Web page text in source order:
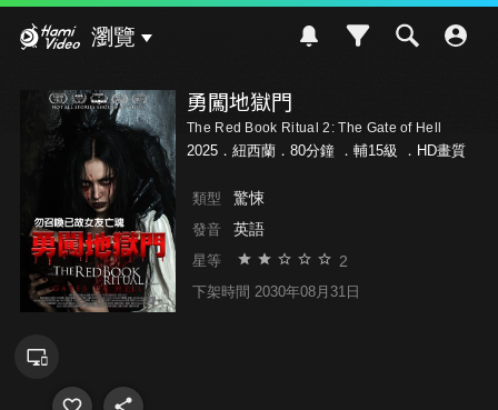
瀏覽
勇闖地獄門
The Red Book Ritual 2: The Gate of Hell
2025．紐西蘭．80分鐘 ． 輔15級 ．HD畫質
類型 驚悚
發音 英語
星等 2
下架時間 2030年08月31日